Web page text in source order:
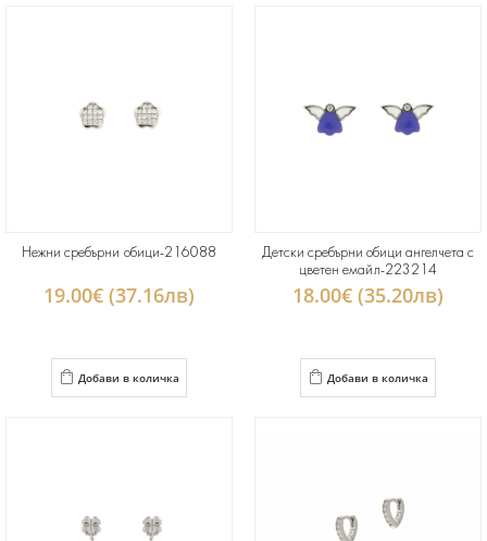
Нежни сребърни обици-216088
19.00€ (37.16лв)
Добави в количка
Детски сребърни обици ангелчета с
цветен емайл-223214
18.00€ (35.20лв)
Добави в количка